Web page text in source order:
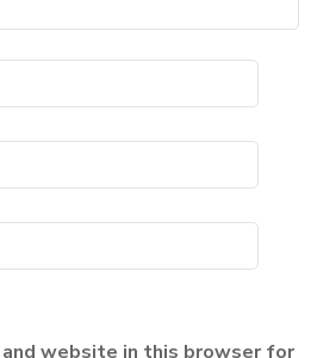
and website in this browser for